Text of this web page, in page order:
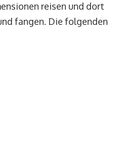
reisen und dort
fangen. Die folgenden